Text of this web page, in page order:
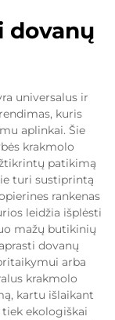
dovanų
universalus ir
kuris
aplinkai. Šie
krakmolo
patikimą
turi sustiprintą
rankenas
leidžia išplėsti
mažų butikinių
dovanų
arba
krakmolo
kartu išlaikant
ekologiškai